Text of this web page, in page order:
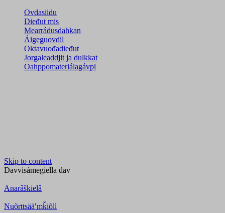
Ovdasiidu
Dieđut mis
Mearrádusdahkan
Áigeguovdil
Oktavuođadieđut
Jorgaleaddjit ja dulkkat
Oahppomateriálagávpi
Skip to content
Davvisámegiella dav
Anarâškielâ
Nuõrttsääʹmǩiõll